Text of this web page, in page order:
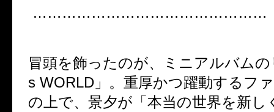
…………………………………………
冒頭を飾ったのが、ミニアルバム
s WORLD」。重厚かつ躍動するフ
の上で、景夕が「本当の世界を新し